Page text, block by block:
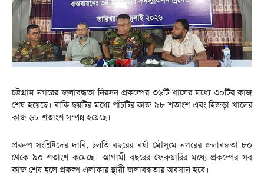
চট্টগ্রাম নগরের জলাবদ্ধতা নিরসন প্রকল্পের ৩৬টি খালের মধ্যে ৩০টির কাজ
শেষ হয়েছে। বাকি ছয়টির মধ্যে পাঁচটির কাজ ৯৮ শতাংশ এবং হিজড়া খালের
কাজ ৬৮ শতাংশ সম্পন্ন হয়েছে।
প্রকল্প সংশ্লিষ্টদের দাবি, চলতি বছরের বর্ষা মৌসুমে নগরের জলাবদ্ধতা ৮০
থেকে ৯০ শতাংশ কমেছে। আগামী বছরের ফেব্রুয়ারির মধ্যে প্রকল্পের সব
কাজ শেষ হলে প্রকল্প এলাকার স্থায়ী জলাবদ্ধতার অবসান হবে।